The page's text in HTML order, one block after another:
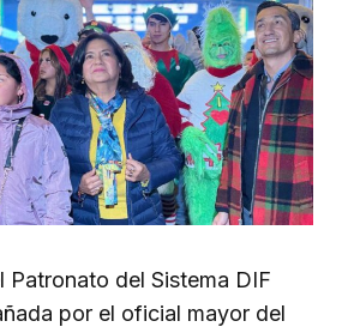
Patronato del Sistema DIF
por el oficial mayor del